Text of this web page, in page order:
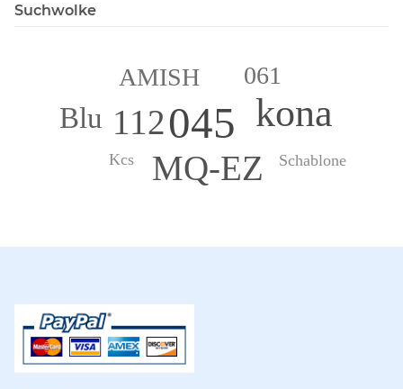
Suchwolke
045 kona
MQ-EZ
112
Blu
AMISH 061
Kcs Schablone